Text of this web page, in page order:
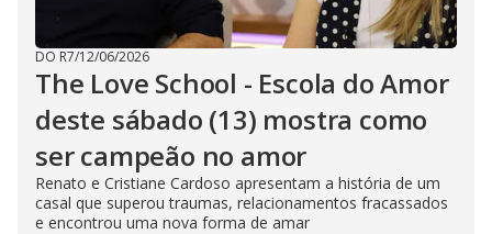
DO R7/12/06/2026
The Love School - Escola do Amor
deste sábado (13) mostra como
ser campeão no amor
Renato e Cristiane Cardoso apresentam a história de um
casal que superou traumas, relacionamentos fracassados
e encontrou uma nova forma de amar